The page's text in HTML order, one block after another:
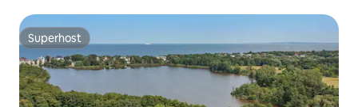
Superhost
Superhost